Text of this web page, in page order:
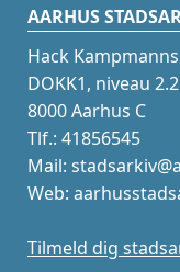
AARHUS
Hack
DOKK1, niveau 2.2
8000 Aarhus C
Tlf.: 41856545
Mail:
Web:
Tilmeld dig